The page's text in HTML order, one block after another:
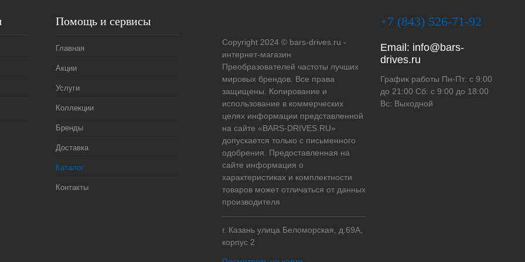
Помощь и сервисы
Главная
Акции
Услуги
Коллекции
Бренды
Доставка
Каталог
Контакты
Copyright 2024 © bars-drives.ru -
интернет-магазин
Преобразователей частоты лучших
мировых брендов. Все права
защищены. Копирование и
использование в коммерческих
целях информации представленной
на сайте «BARS-DRIVES.RU»
допускается только с письменного
одобрения. Предоставленная на
сайте информация о
характеристиках и комплектности
товаров может отличаться от данных
производителя
г. Казань улица Беломорская, д.69А,
корпус 2
+7 (843) 526-71-92
Email: info@bars-
drives.ru
График работы Пн-Пт: с 9:00
до 21:00 Сб: с 9:00 до 18:00
Вс: Выходной